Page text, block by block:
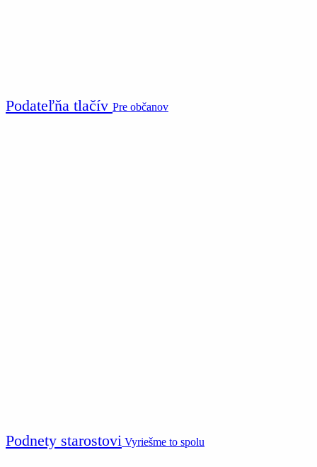
Podateľňa tlačív Pre občanov
Podnety starostovi Vyriešme to spolu